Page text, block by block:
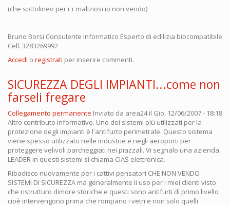
(che sottolineo per i + maliziosi io non vendo)
Bruno Borsi Consulente Informatico Esperto di edilizia biocompatibile
Cell. 3283269992
Accedi o registrati per inserire commenti.
SICUREZZA DEGLI IMPIANTI...come non
farseli fregare
Collegamento permanente Inviato da area24il Gio, 12/06/2007 - 18:18
Altro contributo informativo. Uno dei sistemi più utilizzati per la
protezione degli impianti è l'antifurto perimetrale. Questo sistema
viene spesso utilizzato nelle industrie e negli aeroporti per
proteggere velivoli parcheggiati nei piazzali. Vi segnalo una azienda
LEADER in questi sistemi si chiama CIAS elettronica.
Ribadisco nuovamente per i cattivi pensatori CHE NON VENDO
SISTEMI DI SICUREZZA ma generalmente li uso per i miei clienti visto
che ristrutturo dimore storiche e questi sono antifurti di primo livello
cioè intervengono prima che rompano i vetri e non solo quelli